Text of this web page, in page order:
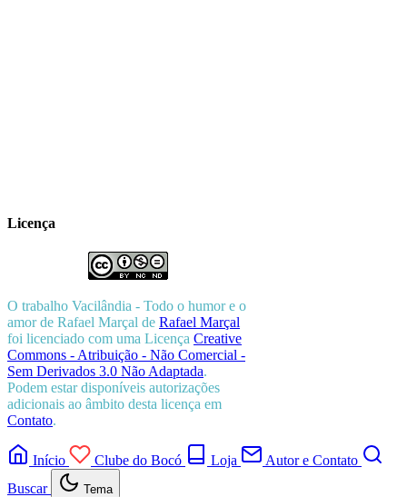
Licença
O trabalho Vacilândia - Todo o humor e o
amor de Rafael Marçal de Rafael Marçal
foi licenciado com uma Licença Creative
Commons - Atribuição - Não Comercial -
Sem Derivados 3.0 Não Adaptada.
Podem estar disponíveis autorizações
adicionais ao âmbito desta licença em
Contato.
Início Clube do Bocó Loja
Autor e Contato
Buscar
Tema